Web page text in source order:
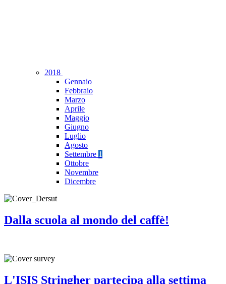
2018
Gennaio
Febbraio
Marzo
Aprile
Maggio
Giugno
Luglio
Agosto
Settembre 1
Ottobre
Novembre
Dicembre
Dalla scuola al mondo del caffè!
L'ISIS Stringher partecipa alla settima